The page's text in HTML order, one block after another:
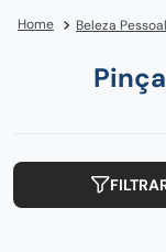
Beleza Pessoal
1º victorinox
tramontina